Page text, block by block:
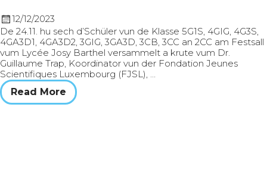
12/12/2023
De 24.11. hu sech d’Schüler vun de Klasse 5G1S, 4GIG, 4G3S,
4GA3D1, 4GA3D2, 3GIG, 3GA3D, 3CB, 3CC an 2CC am Festsall
vum Lycée Josy Barthel versammelt a krute vum Dr.
Guillaume Trap, Koordinator vun der Fondation Jeunes
Scientifiques Luxembourg (FJSL), …
Read More